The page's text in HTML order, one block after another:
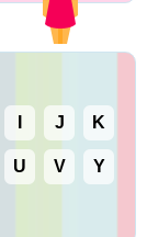
J K
U V Y